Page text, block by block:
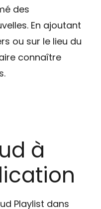
des
En ajoutant
ou sur le lieu du
connaître
à
Playlist dans